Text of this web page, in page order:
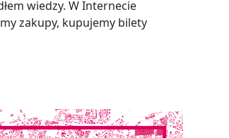
wiedzy. W Internecie
zakupy, kupujemy bilety